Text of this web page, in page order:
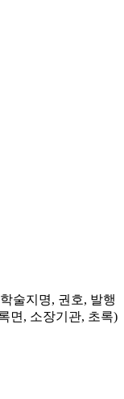
술지명, 권호, 발행
면, 소장기관, 초록)